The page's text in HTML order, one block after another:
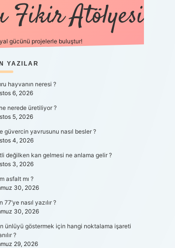
Fikir Atölyesi
gücünü projelerle buluştur!
YAZILAR
hayvanın neresi ?
6, 2026
nerede üretiliyor ?
5, 2026
güvercin yavrusunu nasıl besler ?
4, 2026
değilken kan gelmesi ne anlama gelir ?
3, 2026
asfalt mı ?
30, 2026
77’ye nasıl yazılır ?
30, 2026
ünlüyü göstermek için hangi noktalama işareti
?
29, 2026